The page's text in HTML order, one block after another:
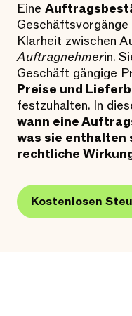
Eine
Klarheit zwischen
Auftragnehmerin.
Geschäft gängige
Preise und
festzuhalten. In
wann eine
was sie enthalten
rechtliche
Kostenlosen